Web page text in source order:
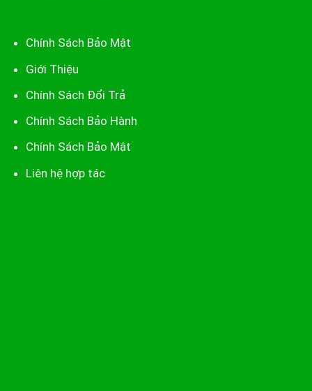
Chính Sách Bảo Mật
Giới Thiệu
Chính Sách Đổi Trả
Chính Sách Bảo Hành
Chính Sách Bảo Mật
Liên hệ hợp tác